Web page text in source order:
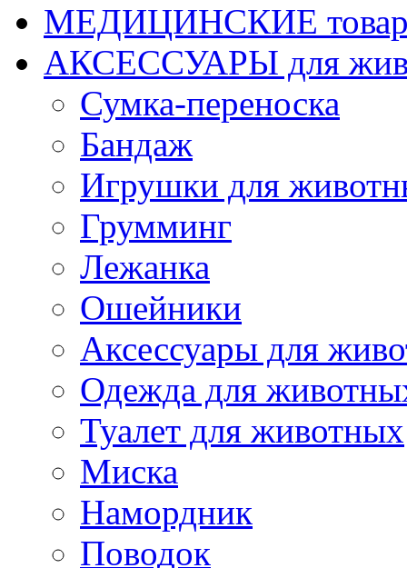
МЕДИЦИНСКИЕ
АКСЕССУАРЫ для
Сумка-переноска
Бандаж
Игрушки для
Грумминг
Лежанка
Ошейники
Аксессуары для
Одежда для
Туалет для животных
Миска
Намордник
Поводок